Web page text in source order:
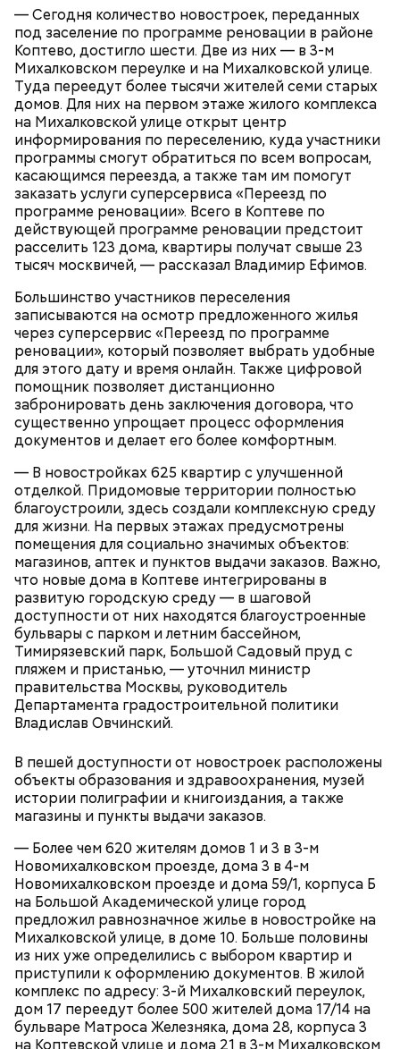
— Сегодня количество новостроек, переданных
под заселение по программе реновации в районе
Коптево, достигло шести. Две из них — в 3-м
Михалковском переулке и на Михалковской улице.
Туда переедут более тысячи жителей семи старых
домов. Для них на первом этаже жилого комплекса
на Михалковской улице открыт центр
информирования по переселению, куда участники
программы смогут обратиться по всем вопросам,
касающимся переезда, а также там им помогут
заказать услуги суперсервиса «Переезд по
программе реновации». Всего в Коптеве по
действующей программе реновации предстоит
расселить 123 дома, квартиры получат свыше 23
тысяч москвичей, — рассказал Владимир Ефимов.
Большинство участников переселения
записываются на осмотр предложенного жилья
через суперсервис «Переезд по программе
реновации», который позволяет выбрать удобные
для этого дату и время онлайн. Также цифровой
помощник позволяет дистанционно
забронировать день заключения договора, что
существенно упрощает процесс оформления
документов и делает его более комфортным.
— В новостройках 625 квартир с улучшенной
отделкой. Придомовые территории полностью
благоустроили, здесь создали комплексную среду
для жизни. На первых этажах предусмотрены
помещения для социально значимых объектов:
магазинов, аптек и пунктов выдачи заказов. Важно,
что новые дома в Коптеве интегрированы в
развитую городскую среду — в шаговой
доступности от них находятся благоустроенные
бульвары с парком и летним бассейном,
Тимирязевский парк, Большой Садовый пруд с
пляжем и пристанью, — уточнил министр
правительства Москвы, руководитель
Департамента градостроительной политики
Владислав Овчинский.
В пешей доступности от новостроек расположены
объекты образования и здравоохранения, музей
истории полиграфии и книгоиздания, а также
магазины и пункты выдачи заказов.
— Более чем 620 жителям домов 1 и 3 в 3-м
Новомихалковском проезде, дома 3 в 4-м
Новомихалковском проезде и дома 59/1, корпуса Б
на Большой Академической улице город
предложил равнозначное жилье в новостройке на
Михалковской улице, в доме 10. Больше половины
из них уже определились с выбором квартир и
приступили к оформлению документов. В жилой
комплекс по адресу: 3-й Михалковский переулок,
дом 17 переедут более 500 жителей дома 17/14 на
бульваре Матроса Железняка, дома 28, корпуса 3
на Коптевской улице и дома 21 в 3-м Михалковском